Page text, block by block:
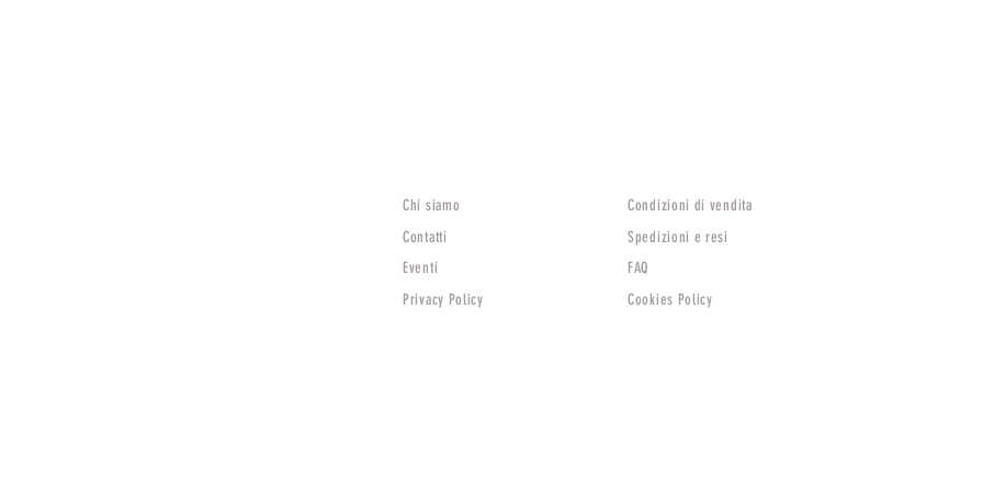
Chi siamo
Contatti
Eventi
Privacy Policy
Condizioni di vendita
Spedizioni e resi
FAQ
Cookies Policy